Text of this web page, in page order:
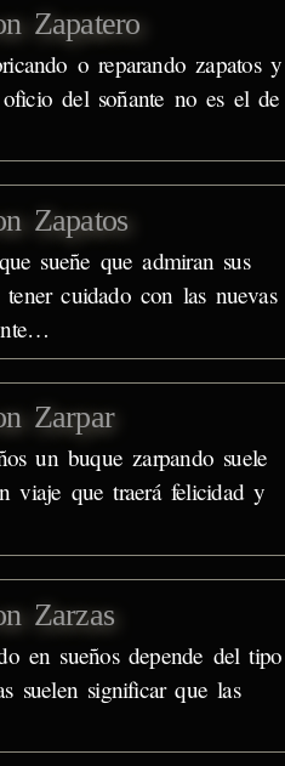
Zapatero
o reparando zapatos y
del soñante no es el de
Zapatos
sueñe que admiran sus
tener cuidado con las nuevas
Zarpar
un buque zarpando suele
viaje que traerá felicidad y
Zarzas
en sueños depende del
suelen significar que las